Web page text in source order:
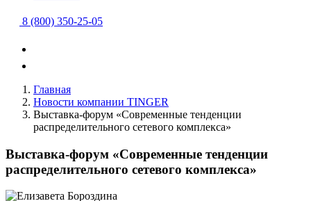
8 (800) 350-25-05
Главная
Новости компании TINGER
Выставка-форум «Современные тенденции
распределительного сетевого комплекса»
Выставка-форум «Современные тенденции
распределительного сетевого комплекса»